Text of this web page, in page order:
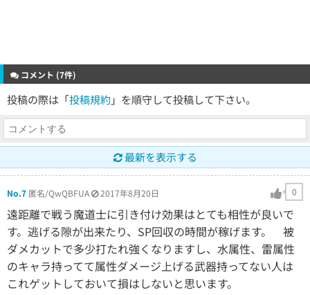
コメント (7件)
投稿の際は「投稿規約 」を順守して投稿して下さい。
最新を表示する
No.7 匿名/QwQBFUA 2017年8月20日 0
遠距離で戦う魔道士に引き付け効果はとても相性が良いで
す。逃げる隙が出来たり、SP回収の時間が稼げます。 被
ダメカットで多少打たれ強くなりますし、水属性、雷属性
のキャラ持ってて属性ダメージ上げる武器持ってない人は
これゲットしておいて損はしないと思います。